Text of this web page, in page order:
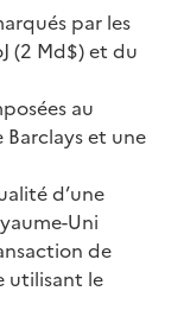
par les
(2 Md$) et du
au
Barclays et une
d’une
Uni
de
utilisant le